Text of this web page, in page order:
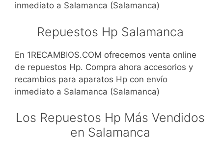
inmediato a Salamanca (Salamanca)
Repuestos Hp Salamanca
En 1RECAMBIOS.COM ofrecemos venta online
de repuestos Hp. Compra ahora accesorios y
recambios para aparatos Hp con envío
inmediato a Salamanca (Salamanca)
Los Repuestos Hp Más Vendidos
en Salamanca